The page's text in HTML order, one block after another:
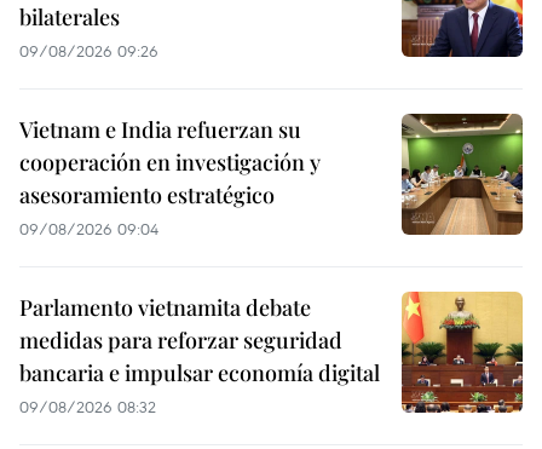
bilaterales
09/08/2026 09:26
Vietnam e India refuerzan su
cooperación en investigación y
asesoramiento estratégico
09/08/2026 09:04
Parlamento vietnamita debate
medidas para reforzar seguridad
bancaria e impulsar economía digital
09/08/2026 08:32